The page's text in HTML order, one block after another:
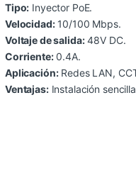
Tipo: Inyector PoE.
Velocidad:10/100 Mbps.
Voltaje de salida:48V DC.
Corriente:0.4A.
Aplicación:Redes LAN,
Ventajas:Instalación